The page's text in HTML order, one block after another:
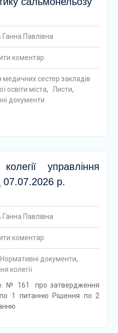
Павлівна
коментар
сестер закладів
освіти міста, Листи,
документи
управління
07.07.2026 р.
Павлівна
коментар
Нормативні документи,
колегії
№ 161 про затвердження
по 1 питанню Рішення по 2